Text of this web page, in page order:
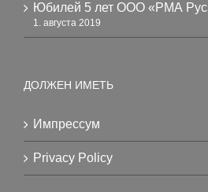
Юбилей 5 лет ООО «РМА
1. августа 2019
ДОЛЖЕН ИМЕТЬ
Импрессум
Privacy Policy